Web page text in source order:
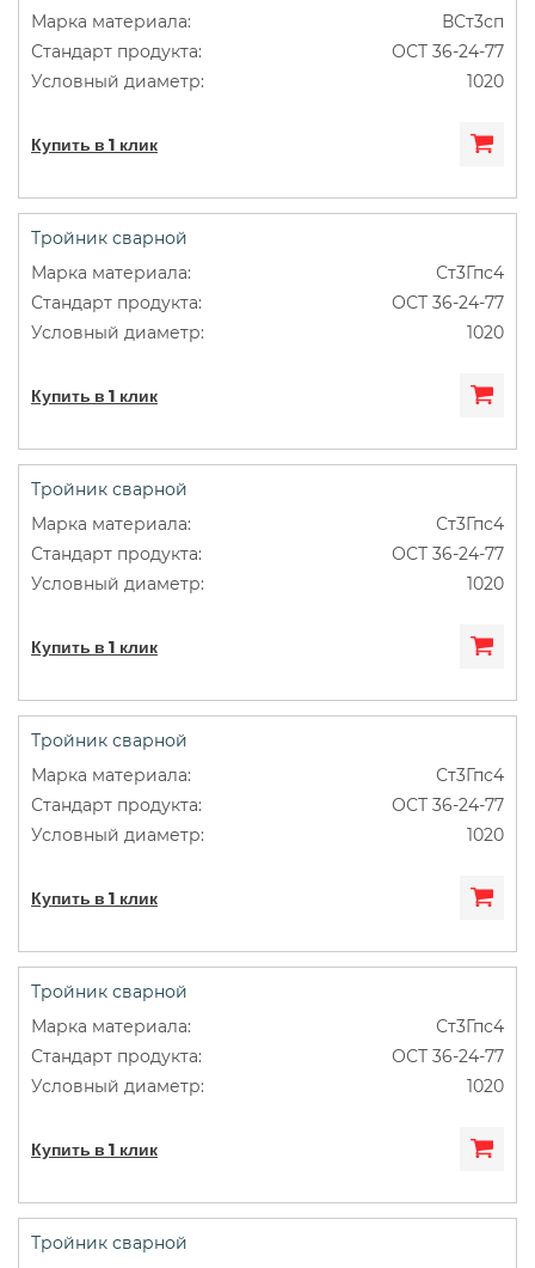
ВСт3сп
ОСТ 36-24-77
1020
Купить в 1 клик
Тройник сварной
Ст3Гпс4
ОСТ 36-24-77
1020
Купить в 1 клик
Тройник сварной
Ст3Гпс4
ОСТ 36-24-77
1020
Купить в 1 клик
Тройник сварной
Ст3Гпс4
ОСТ 36-24-77
1020
Купить в 1 клик
Тройник сварной
Ст3Гпс4
ОСТ 36-24-77
1020
Купить в 1 клик
Тройник сварной